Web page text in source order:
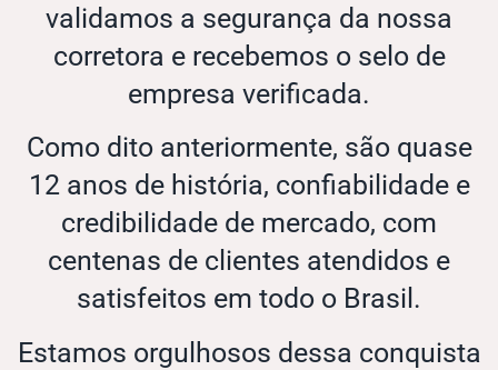
validamos a segurança da nossa
corretora e recebemos o selo de
empresa verificada.
Como dito anteriormente, são quase
12 anos de história, confiabilidade e
credibilidade de mercado, com
centenas de clientes atendidos e
satisfeitos em todo o Brasil.
Estamos orgulhosos dessa conquista